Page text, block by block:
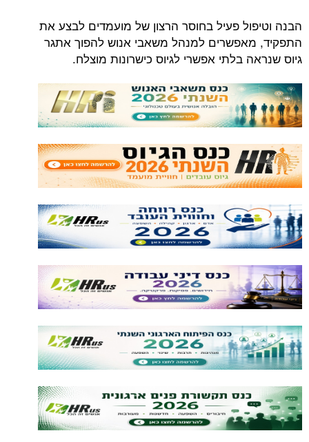
הבנה וטיפול פעיל בחוסר הרצון של מועמדים לבצע את
התפקיד, מאפשרים למנהל משאבי אנוש להפוך אתגר
גיוס שנראה בלתי אפשרי לגיוס כישרונות מוצלח.